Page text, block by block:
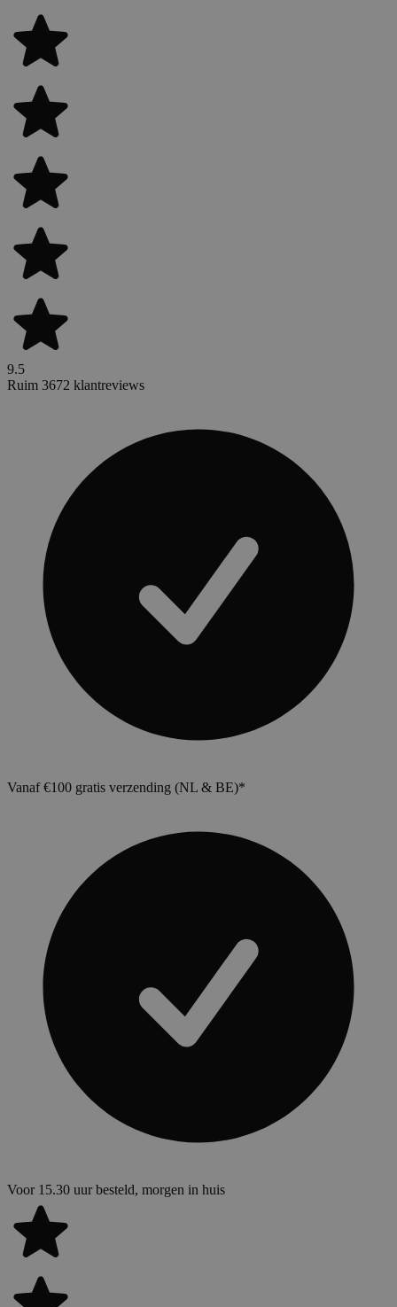
9.5
Ruim 3672 klantreviews
Vanaf €100 gratis verzending (NL & BE)*
Voor 15.30 uur besteld, morgen in huis